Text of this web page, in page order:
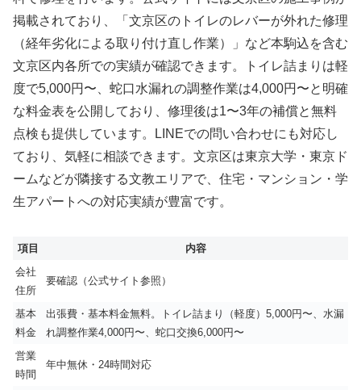
掲載されており、「文京区のトイレのレバーが外れた修理
（経年劣化による取り付け直し作業）」など本駒込を含む
文京区内各所での実績が確認できます。トイレ詰まりは軽
度で5,000円〜、蛇口水漏れの調整作業は4,000円〜と明確
な料金表を公開しており、修理後は1〜3年の補償と無料
点検も提供しています。LINEでの問い合わせにも対応し
ており、気軽に相談できます。文京区は東京大学・東京ド
ームなどが隣接する文教エリアで、住宅・マンション・学
生アパートへの対応実績が豊富です。
項目
内容
会社
住所
要確認（公式サイト参照）
基本
料金
出張費・基本料金無料。トイレ詰まり（軽度）5,000円〜、水漏
れ調整作業4,000円〜、蛇口交換6,000円〜
営業
時間
年中無休・24時間対応